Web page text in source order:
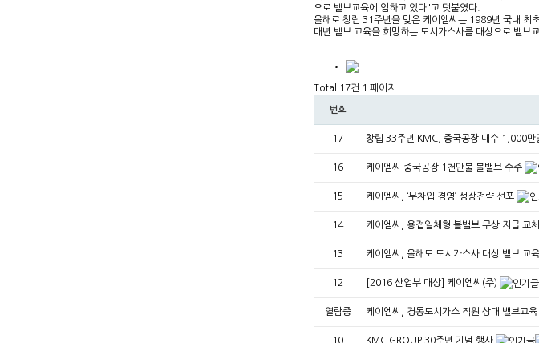
으로 밸브교육에 임하고 있다"고 덧붙였다.
올해로 창립 31주년을 맞은 케이엠씨는 1989년 국내 최
매년 밸브 교육을 희망하는 도시가스사를 대상으로 밸브
Total 17건 1 페이지
번호
17 창립 33주년 KMC, 중국공장 내수 1,000만
16 케이엠씨 중국공장 1천만불 볼밸브 수주
15 케이엠씨, ‘무차입 경영’ 성장전략 선포
14 케이엠씨, 용접일체형 볼밸브 무상 지급 교체
13 케이엠씨, 올해도 도시가스사 대상 밸브 교육
12 [2016 산업부 대상] 케이엠씨(주)
열람중 케이엠씨, 경동도시가스 직원 상대 밸브교육
10 KMC GROUP 30주년 기념 행사